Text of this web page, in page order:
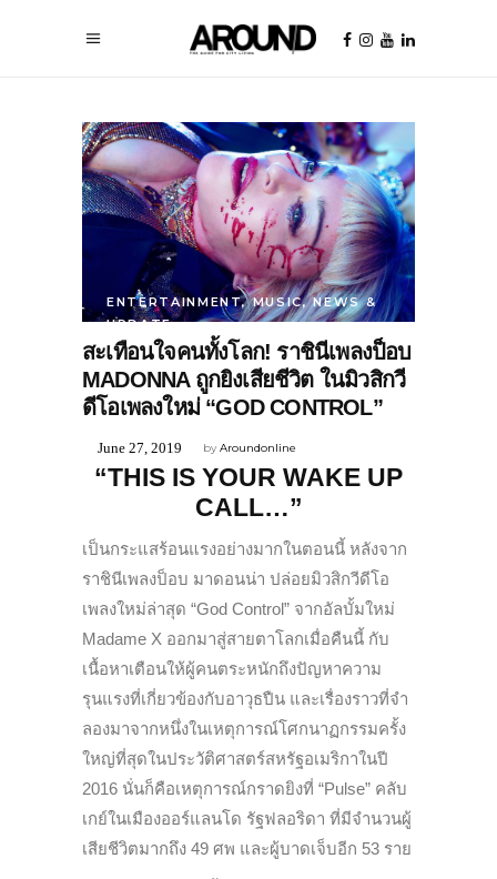
ENTERTAINMENT,MUSIC,NEWS &
UPDATE
สะเทือนใจคนทั้งโลก! ราชินีเพลงป็อบ
MADONNA ถูกยิงเสียชีวิต ในมิวสิกวี
ดีโอเพลงใหม่ “GOD CONTROL”
byAroundonline
June 27, 2019
“THIS IS YOUR WAKE UP
CALL…”
เป็นกระแสร้อนแรงอย่างมากในตอนนี้ หลังจาก
ราชินีเพลงป็อบ มาดอนน่า ปล่อยมิวสิกวีดีโอ
เพลงใหม่ล่าสุด “God Control” จากอัลบั้มใหม่
Madame X ออกมาสู่สายตาโลกเมื่อคืนนี้ กับ
เนื้อหาเตือนให้ผู้คนตระหนักถึงปัญหาความ
รุนแรงที่เกี่ยวข้องกับอาวุธปืน และเรื่องราวที่จํา
ลองมาจากหนึ่งในเหตุการณ์โศกนาฏกรรมครั้ง
ใหญ่ที่สุดในประวัติศาสตร์สหรัฐอเมริกาในปี
2016 นั่นก็คือเหตุการณ์กราดยิงที่ “Pulse” คลับ
เกย์ในเมืองออร์แลนโด รัฐฟลอริดา ที่มีจำนวนผู้
เสียชีวิตมากถึง 49 ศพ และผู้บาดเจ็บอีก 53 ราย